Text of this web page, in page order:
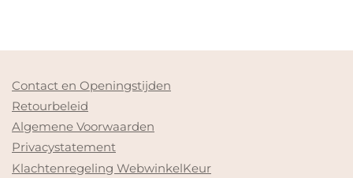
Contact en Openingstijden
Retourbeleid
Algemene Voorwaarden
Privacystatement
Klachtenregeling WebwinkelKeur